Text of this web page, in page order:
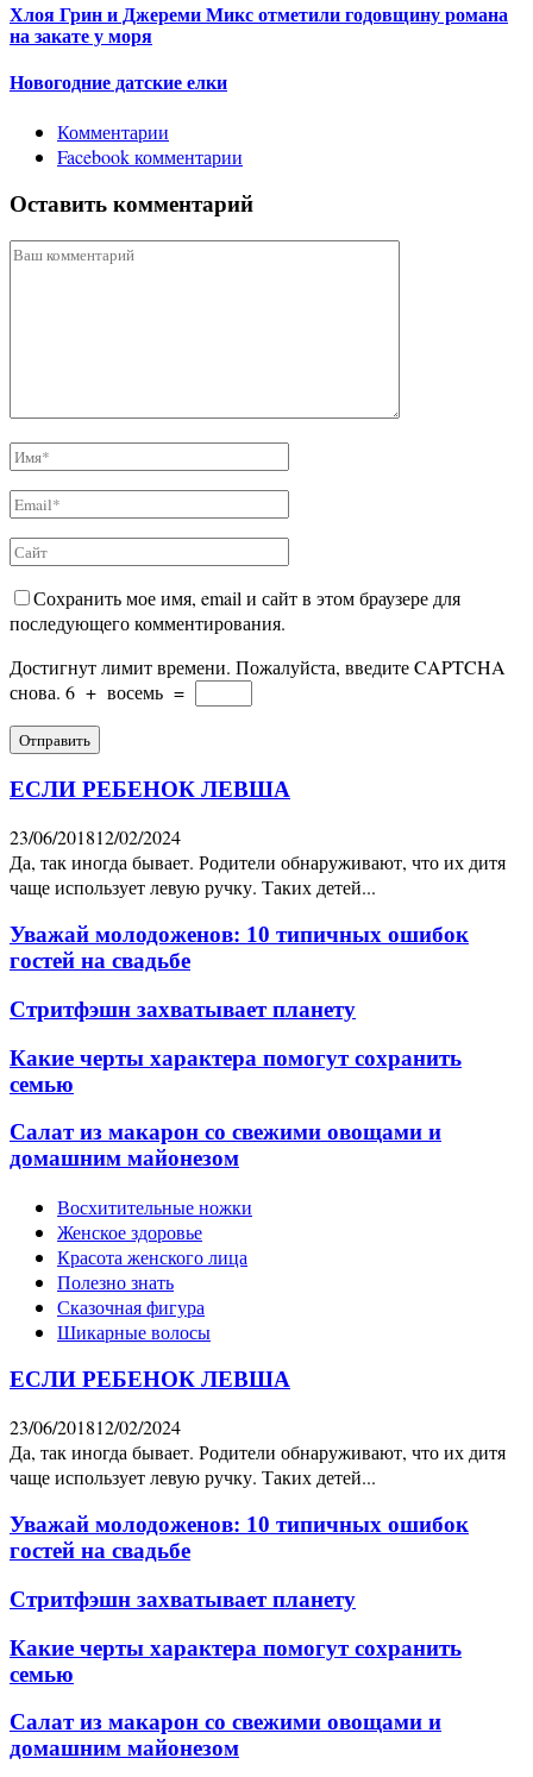
Хлоя Грин и Джереми Микс отметили годовщину романа
на закате у моря
Новогодние датские елки
Комментарии
Facebook комментарии
Оставить комментарий
Сохранить мое имя, email и сайт в этом браузере для
последующего комментирования.
Достигнут лимит времени. Пожалуйста, введите CAPTCHA
снова. 6 + восемь =
ЕСЛИ РЕБЕНОК ЛЕВША
23/06/201812/02/2024
Да, так иногда бывает. Родители обнаруживают, что их дитя
чаще использует левую ручку. Таких детей...
Уважай молодоженов: 10 типичных ошибок
гостей на свадьбе
Стритфэшн захватывает планету
Какие черты характера помогут сохранить
семью
Салат из макарон со свежими овощами и
домашним майонезом
Восхитительные ножки
Женское здоровье
Красота женского лица
Полезно знать
Сказочная фигура
Шикарные волосы
ЕСЛИ РЕБЕНОК ЛЕВША
23/06/201812/02/2024
Да, так иногда бывает. Родители обнаруживают, что их дитя
чаще использует левую ручку. Таких детей...
Уважай молодоженов: 10 типичных ошибок
гостей на свадьбе
Стритфэшн захватывает планету
Какие черты характера помогут сохранить
семью
Салат из макарон со свежими овощами и
домашним майонезом